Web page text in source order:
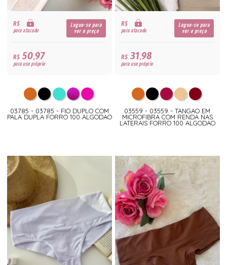
R$
para atacado
Logue-se para
ver o preço
R$50,97
para uso próprio
03785 - 03785 - FIO DUPLO COM
PALA DUPLA FORRO 100 ALGODAO
R$
para atacado
Logue-se para
ver o preço
R$31,98
para uso próprio
03559 - 03559 - TANGAO EM
MICROFIBRA COM RENDA NAS
LATERAIS FORRO 100 ALGODAO